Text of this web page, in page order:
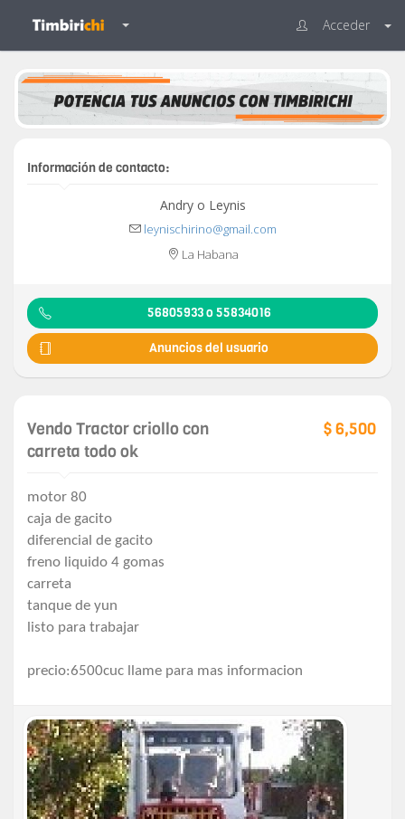
Acceder
Información de contacto:
Andry o Leynis
leynischirino@gmail.com
La Habana
56805933 o 55834016
Anuncios del usuario
Vendo Tractor criollo con
carreta todo ok
$ 6,500
motor 80
caja de gacito
diferencial de gacito
freno liquido 4 gomas
carreta
tanque de yun
listo para trabajar
precio:6500cuc llame para mas informacion